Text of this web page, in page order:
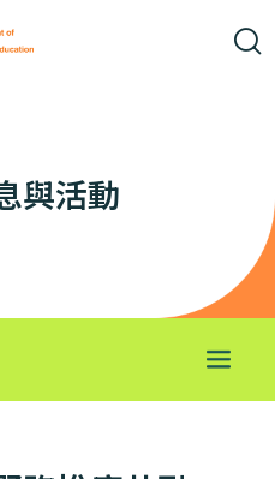
與活動